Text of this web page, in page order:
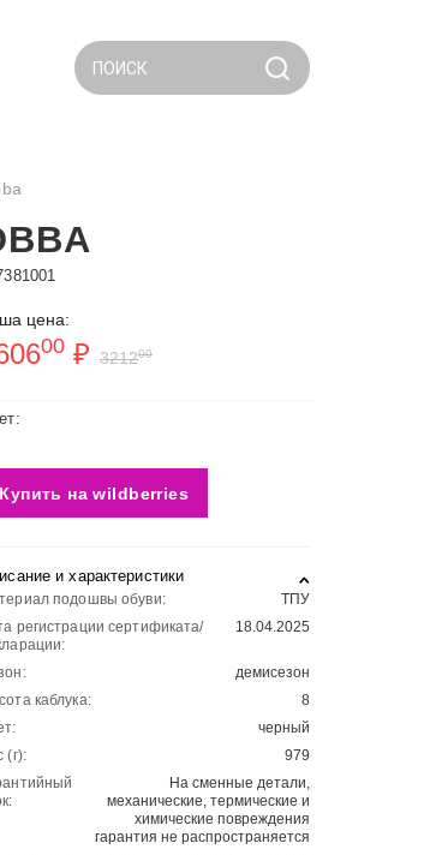
ПОИСК
цена:
00 ₽ 321200
Купить на wildberries
и характеристики
подошвы обуви:
ТПУ
регистрации сертификата/
18.04.2025
демисезон
каблука:
8
черный
(г):
979
На сменные детали,
механические, термические и
химические повреждения
гарантия не распространяется